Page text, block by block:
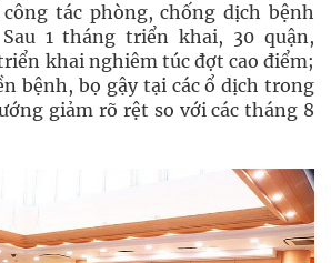
tác phòng, chống dịch bệnh
1 tháng triển khai, 30 quận,
khai nghiêm túc đợt cao điểm;
bệnh, bọ gậy tại các ổ dịch trong
giảm rõ rệt so với các tháng 8